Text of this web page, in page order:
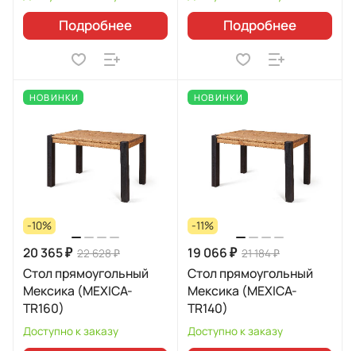
Подробнее Подробнее
НОВИНКИ
-10%
20 365 ₽ 22 628 ₽
Стол прямоугольный
Мексика (MEXICA-
TR160)
Доступно к заказу
НОВИНКИ
-11%
19 066 ₽ 21 184 ₽
Стол прямоугольный
Мексика (MEXICA-
TR140)
Доступно к заказу